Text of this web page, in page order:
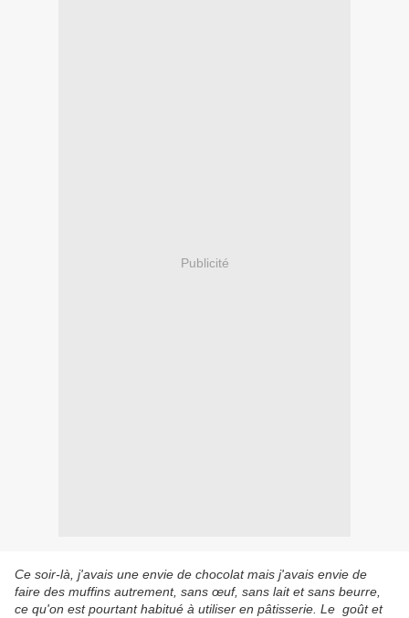
Publicité
Ce soir-là, j'avais une envie de chocolat mais j'avais envie de
faire des muffins autrement, sans œuf, sans lait et sans beurre,
ce qu'on est pourtant habitué à utiliser en pâtisserie. Le goût et